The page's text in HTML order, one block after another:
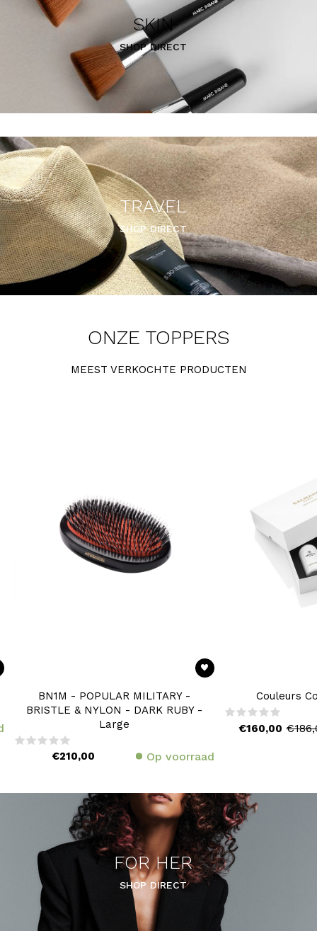
SKIN
SHOP DIRECT
TRAVEL
SHOP DIRECT
ONZE TOPPERS
MEEST VERKOCHTE PRODUCTEN
BN1M - POPULAR MILITARY -
BRISTLE & NYLON - DARK RUBY -
Large
€210,00 Op voorraad
Couleurs
€160,00
FOR HER
SHOP DIRECT